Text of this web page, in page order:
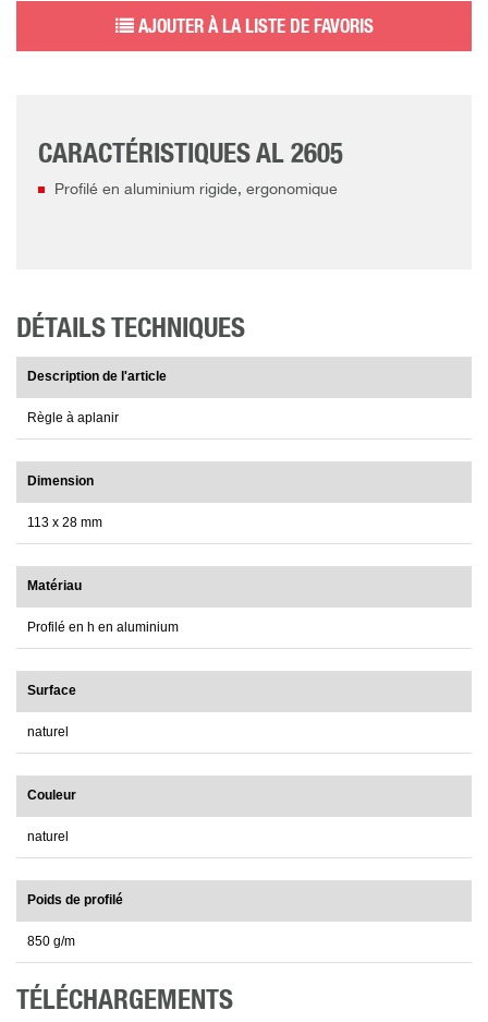
AJOUTER À LA LISTE DE FAVORIS
CARACTÉRISTIQUES AL 2605
Profilé en aluminium rigide, ergonomique
DÉTAILS TECHNIQUES
Description de l'article
Règle à aplanir
Dimension
113 x 28 mm
Matériau
Profilé en h en aluminium
Surface
naturel
Couleur
naturel
Poids de profilé
850 g/m
TÉLÉCHARGEMENTS